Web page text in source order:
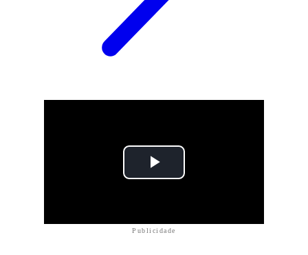
Publicidade